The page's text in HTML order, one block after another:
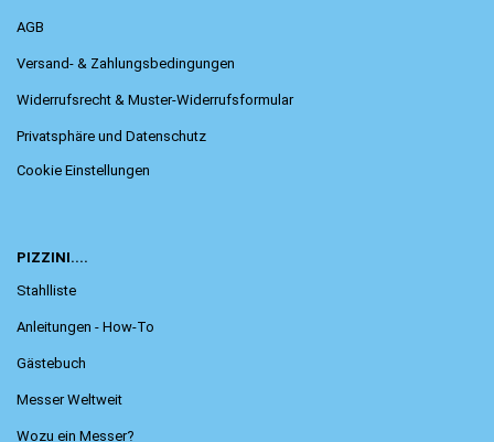
AGB
Versand- & Zahlungsbedingungen
Widerrufsrecht & Muster-Widerrufsformular
Privatsphäre und Datenschutz
Cookie Einstellungen
PIZZINI....
Stahlliste
Anleitungen - How-To
Gästebuch
Messer Weltweit
Wozu ein Messer?